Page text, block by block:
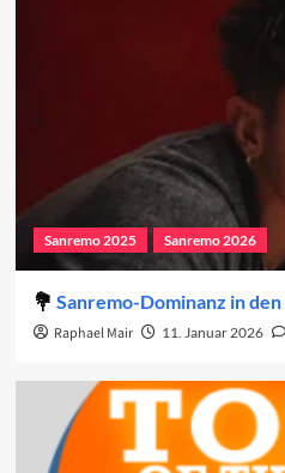
Sanremo 2025 Sanremo 2026
Sanremo-Dominanz in
Raphael Mair 11. Januar 2026